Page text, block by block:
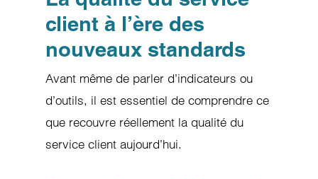
client à l’ère des
nouveaux standards
Avant même de parler d’indicateurs ou
d’outils, il est essentiel de comprendre ce
que recouvre réellement la qualité du
service client aujourd’hui.